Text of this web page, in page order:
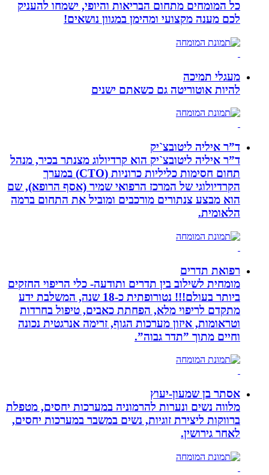
כל המומחים מתחום הבריאות והיופי, ישמחו להעניק
לכם מענה מקצועי ומהימן במגוון נושאים!
מעגלי תמיכה
להיות אוטוריטה גם כשאתם ישנים
ד”ר איליה ליטובצ`יק
ד”ר איליה ליטובצ`יק הוא קרדיולוג מצנתר בכיר, מנהל
תחום חסימות כליליות כרוניות (CTO) במערך
הקרדיולוגי של המרכז הרפואי שמיר (אסף הרופא), שם
הוא מבצע צנתורים מורכבים ומוביל את התחום ברמה
הלאומית.
רפואת תדרים
מומחית לשילוב בין תדרים ותודעה- כלי הריפוי החזקים
ביותר בעולם!!! נטורופתית כ-18 שנה, המשלבת ידע
מתקדם לריפוי מלא, הפחתת כאבים, טיפול בחרדות
וטראומות, איזון מערכות הגוף, זרימה אנרגטית נכונה
וחיים מתוך ”תדר גבוה”.
אסתר בן שמעון-יעוץ
מלווה נשים ונערות להרמוניה במערכות יחסים, מטפלת
ברווקות ליצירת זוגיות, נשים במשבר במערכות יחסים,
לאחר גירושין.